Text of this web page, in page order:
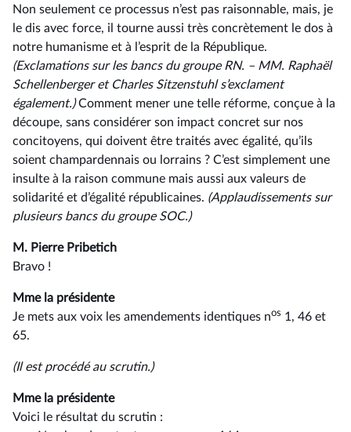
Non seulement ce processus n’est pas raisonnable, mais, je
le dis avec force, il tourne aussi très concrètement le dos à
notre humanisme et à l’esprit de la République.
(Exclamations sur les bancs du groupe RN. –⁠ MM. Raphaël
Schellenberger et Charles Sitzenstuhl s’exclament
également.)Comment mener une telle réforme, conçue à la
découpe, sans considérer son impact concret sur nos
concitoyens, qui doivent être traités avec égalité, qu’ils
soient champardennais ou lorrains ? C’est simplement une
insulte à la raison commune mais aussi aux valeurs de
solidarité et d’égalité républicaines. (Applaudissements sur
plusieurs bancs du groupe SOC.)
M. Pierre Pribetich
Bravo !
Mme la présidente
Je mets aux voix les amendements identiques nos 1, 46 et
65.
(Il est procédé au scrutin.)
Mme la présidente
Voici le résultat du scrutin :